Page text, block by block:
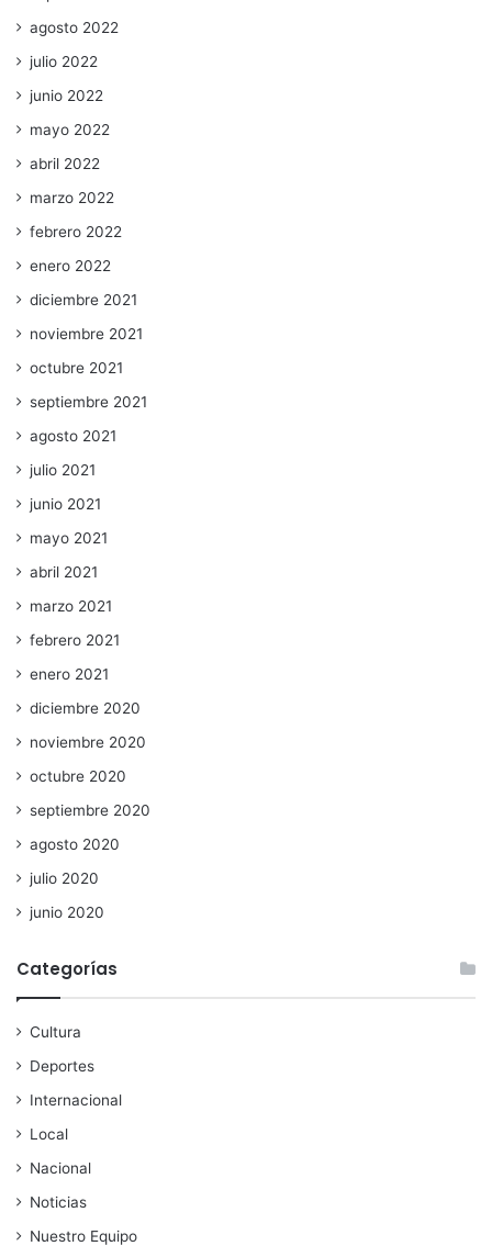
agosto 2022
julio 2022
junio 2022
mayo 2022
abril 2022
marzo 2022
febrero 2022
enero 2022
diciembre 2021
noviembre 2021
octubre 2021
septiembre 2021
agosto 2021
julio 2021
junio 2021
mayo 2021
abril 2021
marzo 2021
febrero 2021
enero 2021
diciembre 2020
noviembre 2020
octubre 2020
septiembre 2020
agosto 2020
julio 2020
junio 2020
Categorías
Cultura
Deportes
Internacional
Local
Nacional
Noticias
Nuestro Equipo